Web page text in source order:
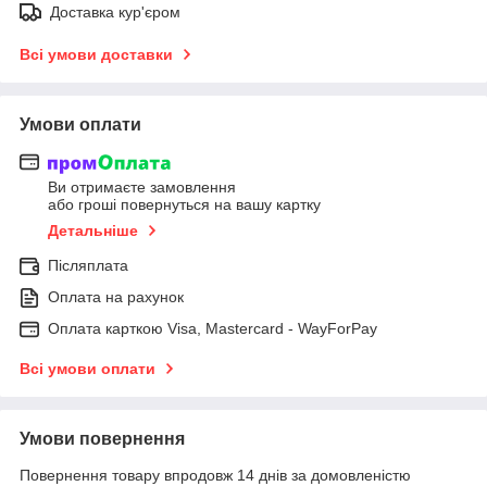
Доставка кур'єром
Всі умови доставки
Умови оплати
Ви отримаєте замовлення
або гроші повернуться на вашу картку
Детальніше
Післяплата
Оплата на рахунок
Оплата карткою Visa, Mastercard - WayForPay
Всі умови оплати
Умови повернення
Повернення товару впродовж 14 днів за домовленістю